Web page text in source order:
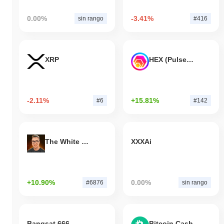
0.00% sin rango -3.41% #416
XRP
-2.11% #6
HEX (Pulsechain)
+15.81% #142
The White Bull
+10.90% #6876
XXXAi
0.00% sin rango